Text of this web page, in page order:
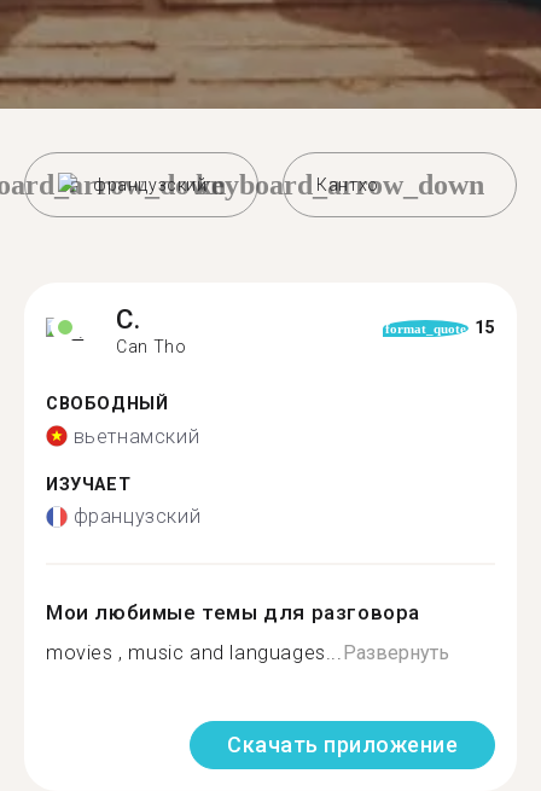
французский Кантхо
keyboard_arrow_down
C.
Can Tho
format_quote 15
СВОБОДНЫЙ
вьетнамский
ИЗУЧАЕТ
французский
Мои любимые темы для разговора
movies , music and languages...Развернуть
Скачать приложение